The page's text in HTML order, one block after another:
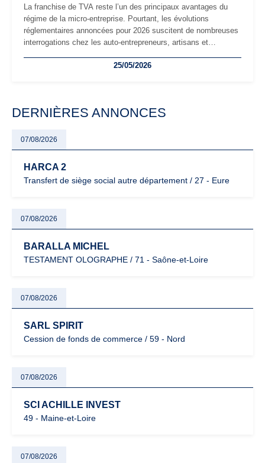
La franchise de TVA reste l’un des principaux avantages du
régime de la micro-entreprise. Pourtant, les évolutions
réglementaires annoncées pour 2026 suscitent de nombreuses
interrogations chez les auto-entrepreneurs, artisans et
facturation ou risque de bascule vers la TVA : les règles
25/05/2026
DERNIÈRES ANNONCES
07/08/2026
HARCA 2
Transfert de siège social autre département / 27 - Eure
07/08/2026
BARALLA MICHEL
TESTAMENT OLOGRAPHE / 71 - Saône-et-Loire
07/08/2026
SARL SPIRIT
Cession de fonds de commerce / 59 - Nord
07/08/2026
SCI ACHILLE INVEST
49 - Maine-et-Loire
07/08/2026